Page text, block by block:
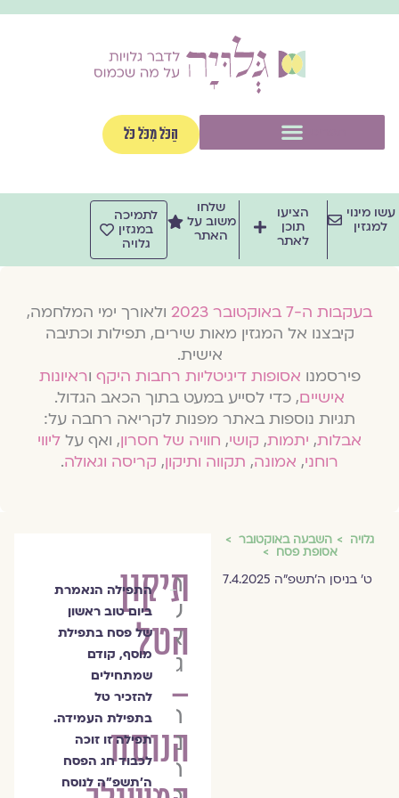
לתוכן
הַכֹּל מִכֹּל כֹּל
עשו מינוי
למגזין
הציעו
תוכן
לאתר
שלחו
משוב על
האתר
לתמיכה
במגזין
גלויה
בעקבות ה-7 באוקטובר 2023
ולאורך ימי המלחמה,
קיבצנו אל המגזין מאות שירים, תפילות וכתיבה
אישית.
פירסמנו אסופות דיגיטליות רחבות היקף וראיונות
אישיים, כדי לסייע במעט בתוך הכאב הגדול.
תגיות נוספות באתר מפנות לקריאה רחבה על:
אבלות, יתמות, קושי, חוויה של חסרון, ואף על ליווי
רוחני, אמונה, תקווה ותיקון, קריסה וגאולה.
גלויה השבעה באוקטובר
אסופת פסח
ט׳ בניסן ה׳תשפ״ה 7.4.2025
תיקון
הטל
–
הנוסח
ר׳
שלמה
אבן
גבירול
רבי
נריה
רפאל
התפילה הנאמרת
ביום טוב ראשון
של פסח בתפילת
מוסף, קודם
שמתחילים
להזכיר טל
בתפילת העמידה.
תפילה זו זוכה
לכבוד חג הפסח
ה׳תשפ״ה לנוסח